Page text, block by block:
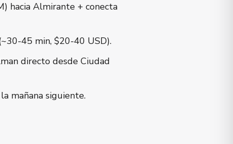
hacia Almirante + conecta
45 min, $20-40 USD).
directo desde Ciudad
mañana siguiente.